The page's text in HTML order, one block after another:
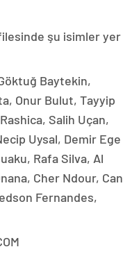
şu isimler yer
Baytekin,
Onur Bulut, Tayyip
Salih Uçan,
Uysal, Demir Ege
Rafa Silva, Al
Cher Ndour, Can
Fernandes,